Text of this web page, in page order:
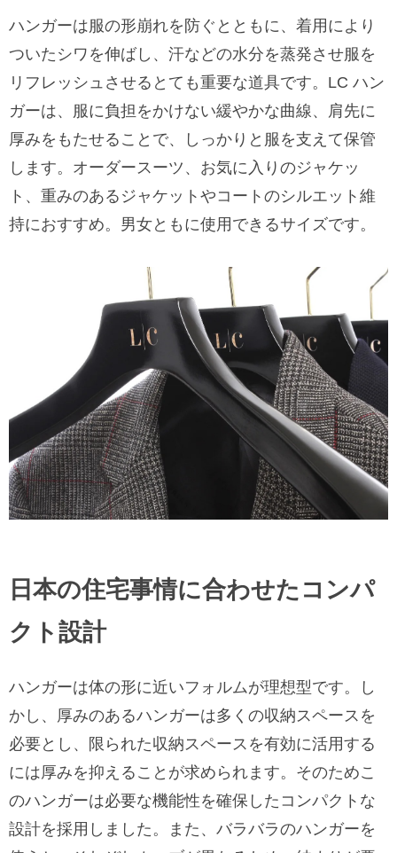
ハンガーは服の形崩れを防ぐとともに、着用により
ついたシワを伸ばし、汗などの水分を蒸発させ服を
リフレッシュさせるとても重要な道具です。LC ハン
ガーは、服に負担をかけない緩やかな曲線、肩先に
厚みをもたせることで、しっかりと服を支えて保管
します。オーダースーツ、お気に入りのジャケッ
ト、重みのあるジャケットやコートのシルエット維
持におすすめ。男女ともに使用できるサイズです。
日本の住宅事情に合わせたコンパ
クト設計
ハンガーは体の形に近いフォルムが理想型です。し
かし、厚みのあるハンガーは多くの収納スペースを
必要とし、限られた収納スペースを有効に活用する
には厚みを抑えることが求められます。そのためこ
のハンガーは必要な機能性を確保したコンパクトな
設計を採用しました。また、バラバラのハンガーを